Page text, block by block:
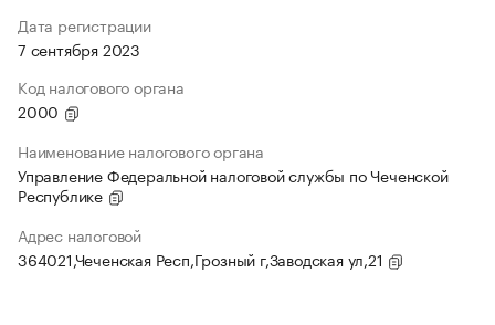
Дата регистрации
7 сентября 2023
Код налогового органа
2000
Наименование налогового органа
Управление Федеральной налоговой службы по Чеченской
Республике
Адрес налоговой
364021,Чеченская Респ,Грозный г,Заводская ул,21